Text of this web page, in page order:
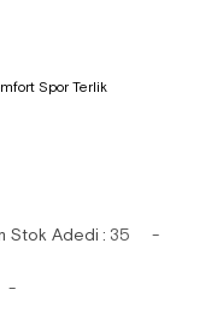
Spor Terlik
Stok Adedi : 35